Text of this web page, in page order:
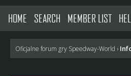
HOME SEARCH MEMBER LIST
Oficjalne forum gry Speedway-World ›